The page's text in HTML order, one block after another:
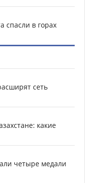
спасли в горах
сеть
какие
четыре медали